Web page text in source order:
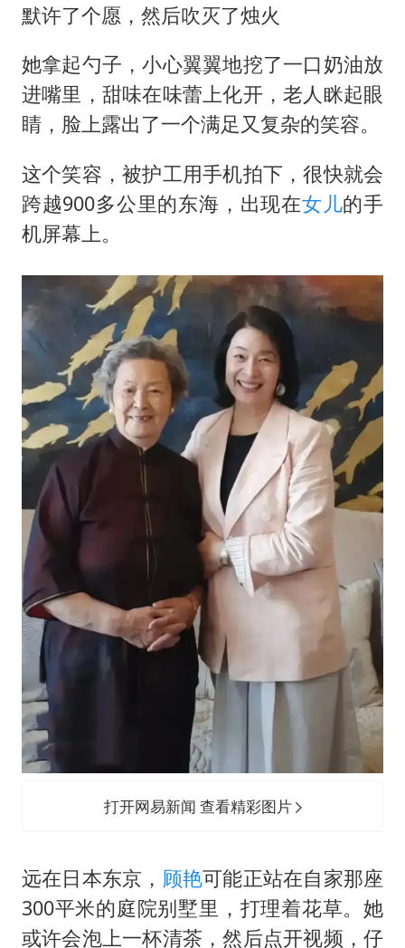
默许了个愿，然后吹灭了烛火
她拿起勺子，小心翼翼地挖了一口奶油放
进嘴里，甜味在味蕾上化开，老人眯起眼
睛，脸上露出了一个满足又复杂的笑容。
这个笑容，被护工用手机拍下，很快就会
跨越900多公里的东海，出现在女儿的手
机屏幕上。
打开网易新闻 查看精彩图片
远在日本东京， 顾艳可能正站在自家那座
300平米的庭院别墅里，打理着花草。她
或许会泡上一杯清茶，然后点开视频，仔